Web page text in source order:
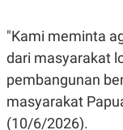
K
N
T
A
N
V
L
P
S
U
S
"Kami meminta
dari masyarakat
pembangunan
masyarakat
(10/6/2026).